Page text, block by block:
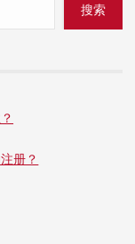
搜索
册？